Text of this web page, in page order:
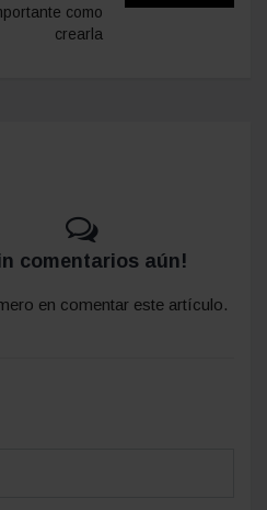
como
crearla
comentarios aún!
en comentar este artículo.